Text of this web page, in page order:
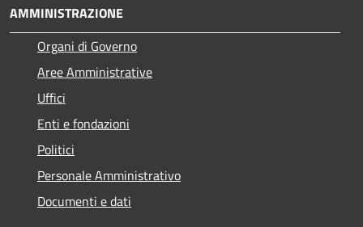
AMMINISTRAZIONE
Organi di Governo
Aree Amministrative
Uffici
Enti e fondazioni
Politici
Personale Amministrativo
Documenti e dati